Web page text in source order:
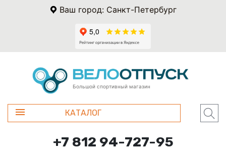
Ваш город: Санкт-Петербург
Большой спортивный магазин
КАТАЛОГ
+7 812 94-727-95